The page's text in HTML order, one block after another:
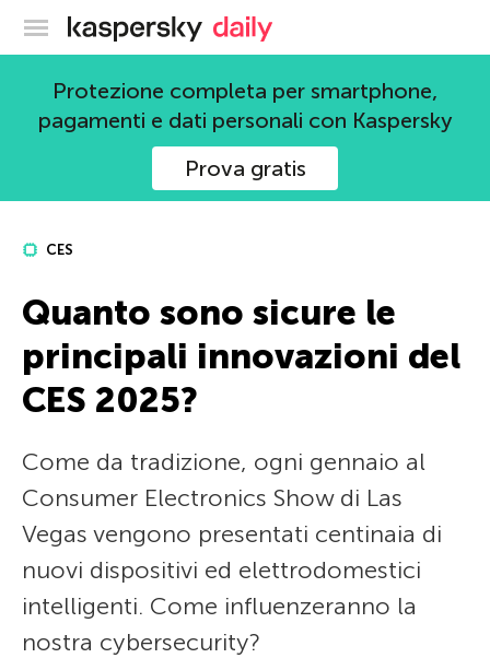
Blog ufficiale di Kaspersky
Protezione completa per smartphone,
pagamenti e dati personali con Kaspersky
Prova gratis
CES
Quanto sono sicure le
principali innovazioni del
CES 2025?
Come da tradizione, ogni gennaio al
Consumer Electronics Show di Las
Vegas vengono presentati centinaia di
nuovi dispositivi ed elettrodomestici
intelligenti. Come influenzeranno la
nostra cybersecurity?